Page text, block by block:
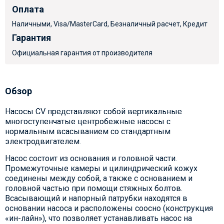
Оплата
Наличными, Visa/MasterCard, Безналичный расчет, Кредит
Гарантия
Официальная гарантия от производителя
Обзор
Насосы CV представляют собой вертикальные
многоступенчатые центробежные насосы с
нормальным всасыванием со стандартным
электродвигателем.
Насос состоит из основания и головной части.
Промежуточные камеры и цилиндрический кожух
соединены между собой, а также с основанием и
головной частью при помощи стяжных болтов.
Всасывающий и напорный патрубки находятся в
основании насоса и расположены соосно (конструкция
«ин-лайн»), что позволяет устанавливать насос на